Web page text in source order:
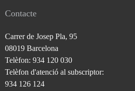
Contacte
Carrer de Josep Pla, 95
08019 Barcelona
Telèfon: 934 120 030
Telèfon d'atenció al subscriptor:
934 126 124